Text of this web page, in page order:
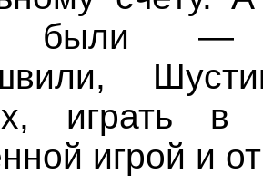
были —
играть
игрой и